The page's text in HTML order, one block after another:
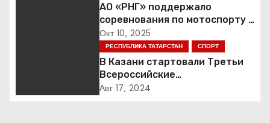
АО «РНГ» поддержало
соревнования по мотоспорту в
Якутии
Окт 10, 2025
РЕСПУБЛИКА ТАТАРСТАН СПОРТ
В Казани стартовали Третьи
Всероссийские
Трансплантационные Игры
Авг 17, 2024